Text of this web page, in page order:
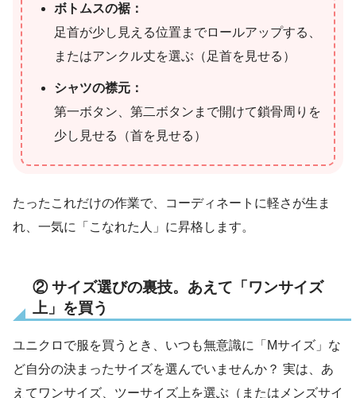
ボトムスの裾：
足首が少し見える位置までロールアップする、
またはアンクル丈を選ぶ（足首を見せる）
シャツの襟元：
第一ボタン、第二ボタンまで開けて鎖骨周りを
少し見せる（首を見せる）
たったこれだけの作業で、コーディネートに軽さが生ま
れ、一気に「こなれた人」に昇格します。
② サイズ選びの裏技。あえて「ワンサイズ
上」を買う
ユニクロで服を買うとき、いつも無意識に「Mサイズ」な
ど自分の決まったサイズを選んでいませんか？ 実は、あ
えてワンサイズ、ツーサイズ上を選ぶ（またはメンズサイ